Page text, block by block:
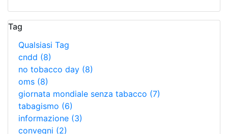
Tag
Qualsiasi Tag
cndd (8)
no tobacco day (8)
oms (8)
giornata mondiale senza tabacco (7)
tabagismo (6)
informazione (3)
convegni (2)